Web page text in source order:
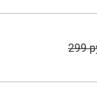
299